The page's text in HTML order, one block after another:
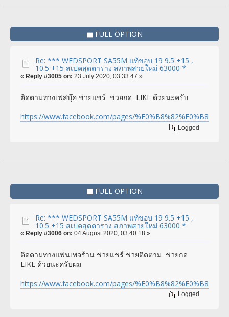
FULL OPTION
Re: *** WEDSPORT SA55M แท้ขอบ 19 9.5 +15 ,
10.5 +15 สเปคสุดตาราง สภาพสวยใหม่ 63000 *
« Reply #3005 on: 23 July 2020, 03:33:47 »
ติดตามทางเฟสบุ๊ค ช่วยแชร์ ช่วยกด LIKE ด้วยนะครับ
https://www.facebook.com/pages/
Logged
FULL OPTION
Re: *** WEDSPORT SA55M แท้ขอบ 19 9.5 +15 ,
10.5 +15 สเปคสุดตาราง สภาพสวยใหม่ 63000 *
« Reply #3006 on: 04 August 2020, 03:40:18 »
ติดตามทางแฟนเพจร้าน ช่วยแชร์ ช่วยติดตาม ช่วยกด
LIKE ด้วยนะครับผม
https://www.facebook.com/pages/
Logged